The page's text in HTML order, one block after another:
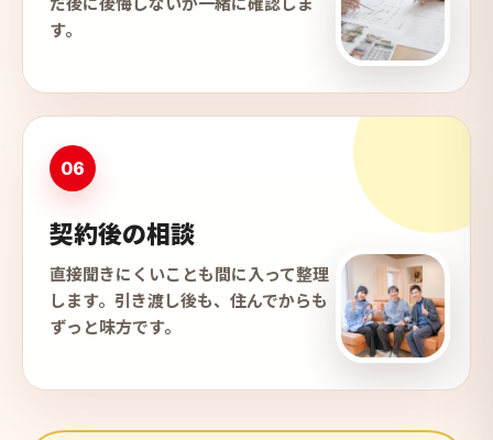
す。
06
契約後の相談
直接聞きにくいことも間に入って整理
します。引き渡し後も、住んでからも
ずっと味方です。